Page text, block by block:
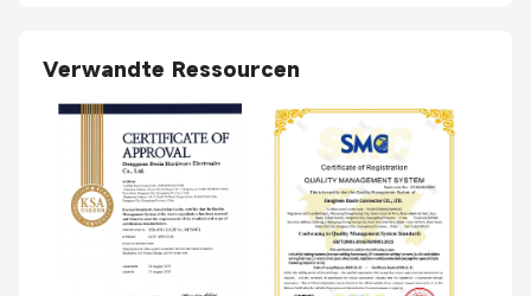
Verwandte Ressourcen